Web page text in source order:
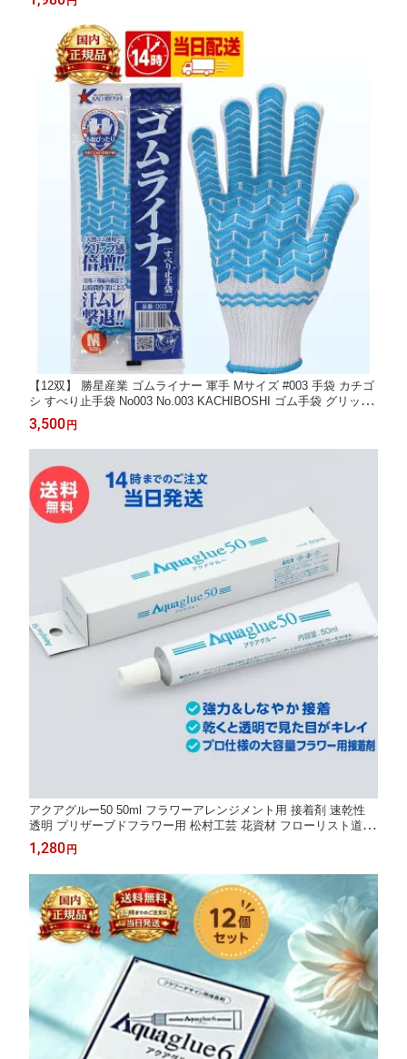
業 建築 建設 土木 運輸 運送 アウトドア キャンプ
【12双】 勝星産業 ゴムライナー 軍手 Mサイズ #003 手袋 カチゴ
シ すべり止手袋 No003 No.003 KACHIBOSHI ゴム手袋 グリップ
付き すべりどめ すべり止め 作業用手袋 バイク ドライブ 農業 建
築 建設 土木 運輸 運送 アウトドア キャンプ
3,500円
アクアグルー50 50ml フラワーアレンジメント用 接着剤 速乾性
透明 プリザーブドフラワー用 松村工芸 花資材 フローリスト道具
グルー ボンド フラワーデザイン用 アレンジメントの補強 造花 ア
ートフラワー ディップアート
1,280円